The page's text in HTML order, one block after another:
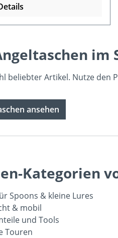
im
beliebter Artikel. Nutze
ansehen
Kategorien
Spoons & kleine Lures
& mobil
und Tools
Touren